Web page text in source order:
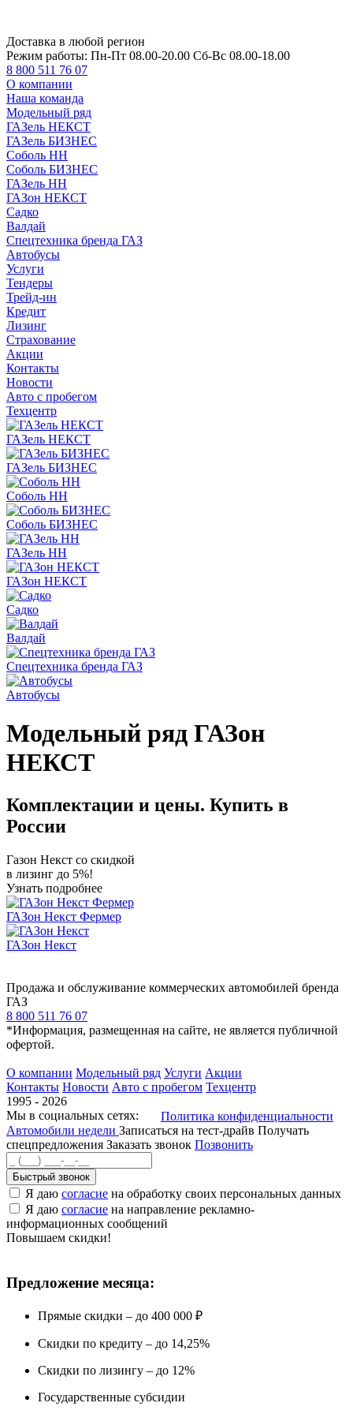
Доставка в любой регион
Режим работы: Пн-Пт 08.00-20.00 Сб-Вс 08.00-18.00
8 800 511 76 07
О компании
Наша команда
Модельный ряд
ГАЗель НЕКСТ
ГАЗель БИЗНЕС
Соболь НН
Соболь БИЗНЕС
ГАЗель НН
ГАЗон НЕКСТ
Садко
Валдай
Спецтехника бренда ГАЗ
Автобусы
Услуги
Тендеры
Трейд-ин
Кредит
Лизинг
Страхование
Акции
Контакты
Новости
Авто с пробегом
Техцентр
ГАЗель НЕКСТ
ГАЗель БИЗНЕС
Соболь НН
Соболь БИЗНЕС
ГАЗель НН
ГАЗон НЕКСТ
Садко
Валдай
Спецтехника бренда ГАЗ
Автобусы
Модельный ряд ГАЗон
НЕКСТ
Комплектации и цены. Купить в
России
Газон Некст со скидкой
в лизинг до 5%!
Узнать подробнее
ГАЗон Некст Фермер
ГАЗон Некст
Продажа и обслуживание коммерческих автомобилей бренда
ГАЗ
8 800 511 76 07
*Информация, размещенная на сайте, не является публичной
офертой.
О компании Модельный ряд Услуги Акции
Контакты Новости Авто с пробегом Техцентр
1995 - 2026
Мы в социальных сетях:
Политика конфиденциальности
Автомобили недели Записаться на тест-драйв Получать
спецпредложения Заказать звонок Позвонить
Быстрый звонок
Я даю согласие на обработку своих персональных данных
Я даю согласие на направление рекламно-
информационных сообщений
Повышаем скидки!
Предложение месяца:
Прямые скидки – до 400 000 ₽
Скидки по кредиту – до 14,25%
Скидки по лизингу – до 12%
Государственные субсидии